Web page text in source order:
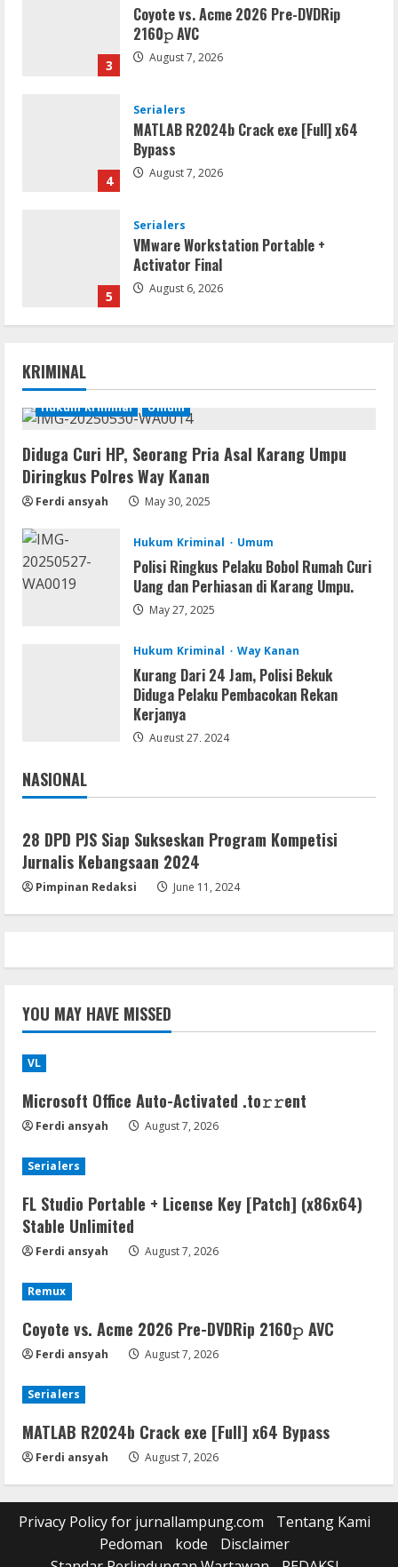
3
Coyote vs. Acme 2026 Pre-DVDRip
2160𝚙 AVC
August 7, 2026
4
Serialers
MATLAB R2024b Crack exe [Full] x64
Bypass
August 7, 2026
5
Serialers
VMware Workstation Portable +
Activator Final
August 6, 2026
1
Serialers
FL Studio Portable + License Key
[Patch] (x86x64) Stable Unlimited
Remux
Coyote vs. Acme 2026 Pre-DVDRip
2160𝚙 AVC
Serialers
MATLAB R2024b Crack exe [Full] x64
Bypass
5
Serialers
Activator Final
August 6, 2026
KRIMINAL
Hukum Kriminal Umum
Diduga Curi HP, Seorang Pria Asal Karang Umpu
Diringkus Polres Way Kanan
Ferdi ansyah May 30, 2025
Hukum Kriminal Umum
Polisi Ringkus Pelaku Bobol Rumah Curi
Uang dan Perhiasan di Karang Umpu.
May 27, 2025
Hukum Kriminal Way Kanan
Kurang Dari 24 Jam, Polisi Bekuk
Diduga Pelaku Pembacokan Rekan
Kerjanya
August 27, 2024
NASIONAL
Jakarta
28 DPD PJS Siap Sukseskan Program Kompetisi
Jurnalis Kebangsaan 2024
Pimpinan Redaksi June 11, 2024
YOU MAY HAVE MISSED
VL
Microsoft Office Auto-Activated .tо𝚛𝚛еnt
Ferdi ansyah August 7, 2026
Serialers
FL Studio Portable + License Key [Patch] (x86x64)
Stable Unlimited
Ferdi ansyah August 7, 2026
Remux
Coyote vs. Acme 2026 Pre-DVDRip 2160𝚙 AVC
Ferdi ansyah August 7, 2026
Serialers
MATLAB R2024b Crack exe [Full] x64 Bypass
Ferdi ansyah August 7, 2026
Privacy Policy for jurnallampung.com
Tentang Kami
Pedoman
kode
Disclaimer